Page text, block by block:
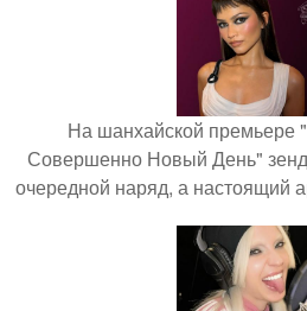
На шанхайской премьере
Совершенно Новый День"
очередной наряд, а настоящий